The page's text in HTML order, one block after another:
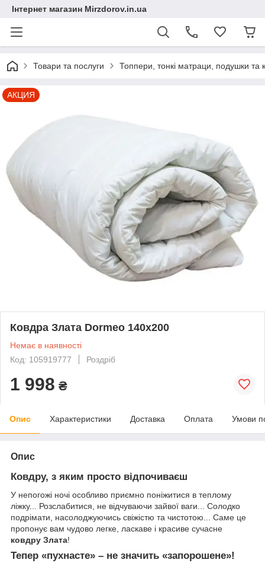
Інтернет магазин Mirzdorov.in.ua
Товари та послуги Топпери, тонкі матраци, подушки та
АКЦИЯ
Ковдра Злата Dormeo 140x200
Немає в наявності
Код: 105919777
Роздріб
1 998 ₴
Опис Характеристики Доставка Оплата Умови
Опис
Ковдру, з яким просто відпочиваєш
У непогожі ночі особливо приємно поніжитися в теплому
ліжку... Розслабитися, не відчуваючи зайвої ваги... Солодко
подрімати, насолоджуючись свіжістю та чистотою... Саме це
пропонує вам чудово легке, ласкаве і красиве сучасне
ковдру Злата!
Тепер «пухнасте» – не значить «запорошене»!